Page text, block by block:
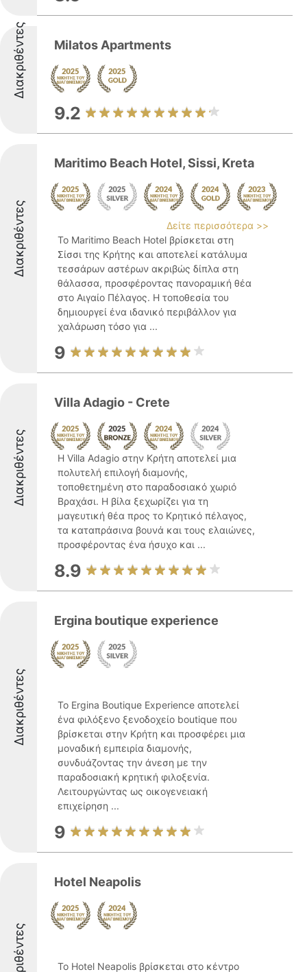
Διακριθέντες Milatos Apartments
9.2
Διακριθέντες
Maritimo Beach Hotel, Sissi, Kreta
Δείτε περισσότερα >>
Το Maritimo Beach Hotel βρίσκεται στη
Σίσσι της Κρήτης και αποτελεί κατάλυμα
τεσσάρων αστέρων ακριβώς δίπλα στη
θάλασσα, προσφέροντας πανοραμική θέα
στο Αιγαίο Πέλαγος. Η τοποθεσία του
δημιουργεί ένα ιδανικό περιβάλλον για
χαλάρωση τόσο για ...
9
Διακριθέντες
Villa Adagio - Crete
Η Villa Adagio στην Κρήτη αποτελεί μια
πολυτελή επιλογή διαμονής,
τοποθετημένη στο παραδοσιακό χωριό
Βραχάσι. Η βίλα ξεχωρίζει για τη
μαγευτική θέα προς το Κρητικό πέλαγος,
τα καταπράσινα βουνά και τους ελαιώνες,
προσφέροντας ένα ήσυχο και ...
8.9
Διακριθέντες
Ergina boutique experience
Το Ergina Boutique Experience αποτελεί
ένα φιλόξενο ξενοδοχείο boutique που
βρίσκεται στην Κρήτη και προσφέρει μια
μοναδική εμπειρία διαμονής,
συνδυάζοντας την άνεση με την
παραδοσιακή κρητική φιλοξενία.
Λειτουργώντας ως οικογενειακή
επιχείρηση ...
9
Hotel Neapolis
Το Hotel Neapolis βρίσκεται στο κέντρο